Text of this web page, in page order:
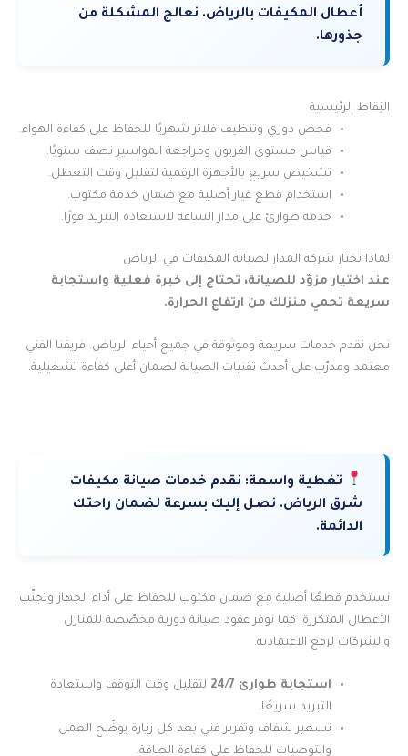
أعطال المكيفات بالرياض. نعالج المشكلة من
جذورها.
النِقاط الرئيسية
فحص دوري وتنظيف فلاتر شهريًا للحفاظ على كفاءة الهواء.
قياس مستوى الفريون ومراجعة المواسير نصف سنويًا.
تشخيص سريع بالأجهزة الرقمية لتقليل وقت التعطل.
استخدام قطع غيار أصلية مع ضمان خدمة مكتوب.
خدمة طوارئ على مدار الساعة لاستعادة التبريد فورًا.
لماذا تختار شركة المدار لصيانة المكيفات في الرياض
عند اختيار مزوّد للصيانة، تحتاج إلى خبرة فعلية واستجابة
سريعة تحمي منزلك من ارتفاع الحرارة.
نحن نقدم خدمات سريعة وموثوقة في جميع أحياء الرياض. فريقنا الفني
معتمد ومدرّب على أحدث تقنيات الصيانة لضمان أعلى كفاءة تشغيلية.
تغطية واسعة: نقدم خدمات صيانة مكيفات
شرق الرياض. نصل إليك بسرعة لضمان راحتك
الدائمة.
نستخدم قطعًا أصلية مع ضمان مكتوب للحفاظ على أداء الجهاز وتجنّب
الأعطال المتكررة. كما نوفر عقود صيانة دورية مخصّصة للمنازل
والشركات لرفع الاعتمادية.
استجابة طوارئ 24/7
لتقليل وقت التوقف واستعادة
التبريد سريعًا.
تسعير شفاف وتقرير فني بعد كل زيارة يوضّح العمل
والتوصيات للحفاظ على كفاءة الطاقة.